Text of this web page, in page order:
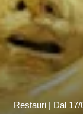
Restauri | Dal 17/